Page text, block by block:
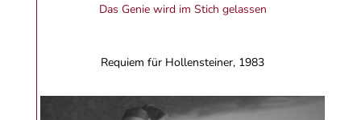
Das Genie wird im Stich gelassen
Requiem für Hollensteiner, 1983